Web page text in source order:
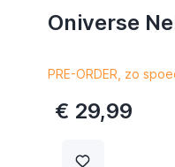
Oniverse
PRE-ORDER, zo
€ 29,99